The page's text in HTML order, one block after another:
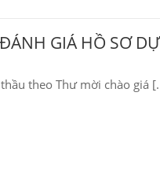
GIÁ HỒ SƠ
theo Thư mời chào giá